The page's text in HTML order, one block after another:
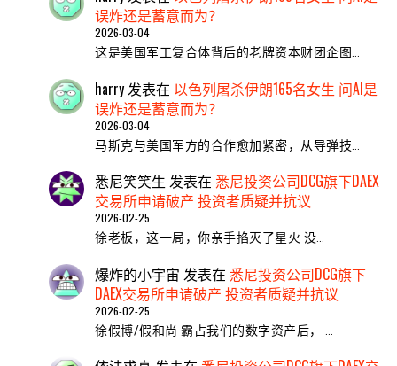
误炸还是蓄意而为？
2026-03-04
这是美国军工复合体背后的老牌资本财团企图…
harry 发表在 以色列屠杀伊朗165名女生 问AI是
误炸还是蓄意而为？
2026-03-04
马斯克与美国军方的合作愈加紧密，从导弹技…
悉尼笑笑生 发表在 悉尼投资公司DCG旗下DAEX
交易所申请破产 投资者质疑并抗议
2026-02-25
​徐老板，这一局，你亲手掐灭了星火 ​没…
爆炸的小宇宙 发表在 悉尼投资公司DCG旗下
DAEX交易所申请破产 投资者质疑并抗议
2026-02-25
徐假博/假和尚 霸占我们的数字资产后， …